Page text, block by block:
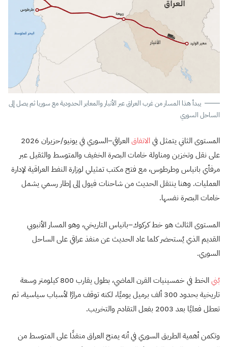
يبدأ هذا المسار من غرب العراق عبر الأنبار والمعابر الحدودية مع سوريا ثم يصل إلى
الساحل السوري
المستوى الثاني يتمثل فيالاتفاق
العراقي–السوري في يونيو/حزيران 2026
على نقل وتخزين ومناولة خامات البصرة الخفيف والمتوسط والثقيل عبر
مرفأي بانياس وطرطوس، مع فتح مكتب تمثيلي لوزارة النفط العراقية لإدارة
العمليات. وهنا ينتقل الحديث من شاحنات فيول إلى إطار رسمي يشمل
خامات البصرة نفسها.
المستوى الثالث هو خط كركوك–بانياس التاريخي، وهو المسار الأنبوبي
القديم الذي يُستحضر كلما عاد الحديث عن منفذ عراقي على الساحل
السوري.
بُني
الخط في خمسينيات القرن الماضي، بطول يقارب 800 كيلومتر وسعة
تاريخية بحدود 300 ألف برميل يوميًا، لكنه توقف مرارًا لأسباب سياسية، ثم
تعطل فعليًا بعد 2003 بفعل التقادم والتخريب.
وتكمن أهمية الطريق السوري في أنه يمنح العراق منفذًا على المتوسط من